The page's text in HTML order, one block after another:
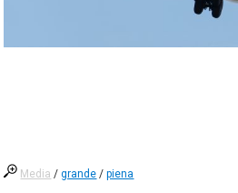
Media /grande /piena